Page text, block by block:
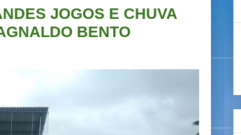
JOGOS E CHUVA
BENTO